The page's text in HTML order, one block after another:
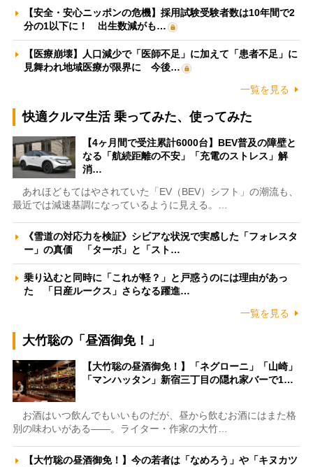
【安全・安心ニッポンの危機】採用試験受験者数は10年間で2
分の1以下に！ 出生数減がも…
【医療崩壊】人口減少で「医師不足」に加えて「患者不足」に
見舞われ地域医療が限界に 今後…
一覧を見る
快適クルマ生活 乗ってみた、使ってみた
【4ヶ月間で受注累計6000台】BEV普及の障壁と
なる「航続距離の不安」「充電のストレス」解
消…
あれほどもてはやされていた「EV（BEV）シフト」の潮流も、
最近では減速基調になっているように見える。…
《雪道の対応力を検証》シビアな状況で実感した「フォレスタ
ー」の真価 「ターボ」と「スト…
乗り込むと同時に「これが軽？」と戸惑うのには理由があっ
た 「日産ルークス」さらなる躍進…
一覧を見る
大竹聡の「昼酒御免！」
【大竹聡の昼酒御免！】「ネグローニ」「山崎」
「マンハッタン」新宿三丁目の隠れ家バーで1…
お酒はいつ飲んでもいいものだが、昼から飲むお酒にはまた格
別の味わいがある――。ライター・作家の大竹…
【大竹聡の昼酒御免！】今の若者は「なめろう」や「キヌカツ